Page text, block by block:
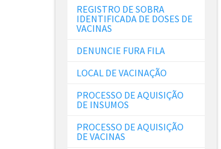
REGISTRO DE SOBRA
IDENTIFICADA DE DOSES DE
VACINAS
DENUNCIE FURA FILA
LOCAL DE VACINAÇÃO
PROCESSO DE AQUISIÇÃO
DE INSUMOS
PROCESSO DE AQUISIÇÃO
DE VACINAS